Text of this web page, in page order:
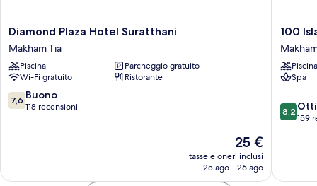
Diamond
Plaza
Hotel
Suratthani
Makham
Tia
Diamond Plaza Hotel Suratthani
Makham Tia
Piscina
Parcheggio gratuito
Wi-Fi gratuito
Ristorante
7.6
su
7,6 Buono
118 recensioni
Il
prezzo
attuale
25 €
tasse e oneri inclusi
25 ago - 26 ago
100
Islands
Resort
&
Spa
Tia
100
Piscina
Spa
8.2
su
8,2
159